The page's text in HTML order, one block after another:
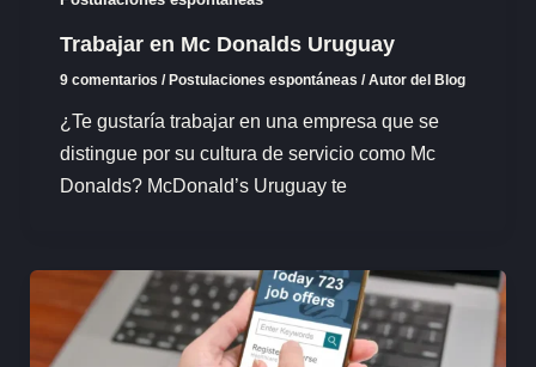
Trabajar en Mc Donalds Uruguay
9 comentarios / Postulaciones espontáneas /Autor del Blog
¿Te gustaría trabajar en una empresa que se
distingue por su cultura de servicio como Mc
Donalds? McDonald’s Uruguay te